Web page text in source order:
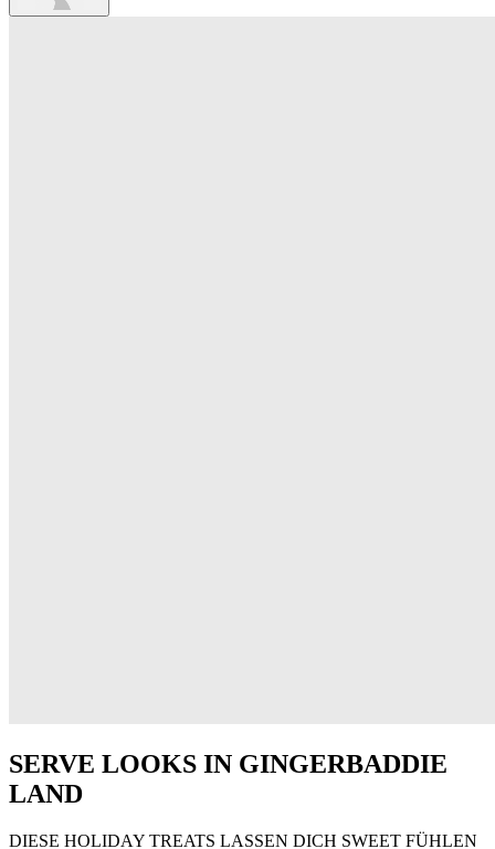
SERVE LOOKS IN GINGERBADDIE
LAND
DIESE HOLIDAY TREATS LASSEN DICH SWEET FÜHLEN